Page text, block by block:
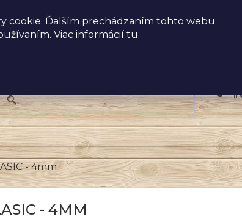
cookie. Ďalším prechádzaním tohto webu
Viac informácií tu.
- 4mm
- 4MM